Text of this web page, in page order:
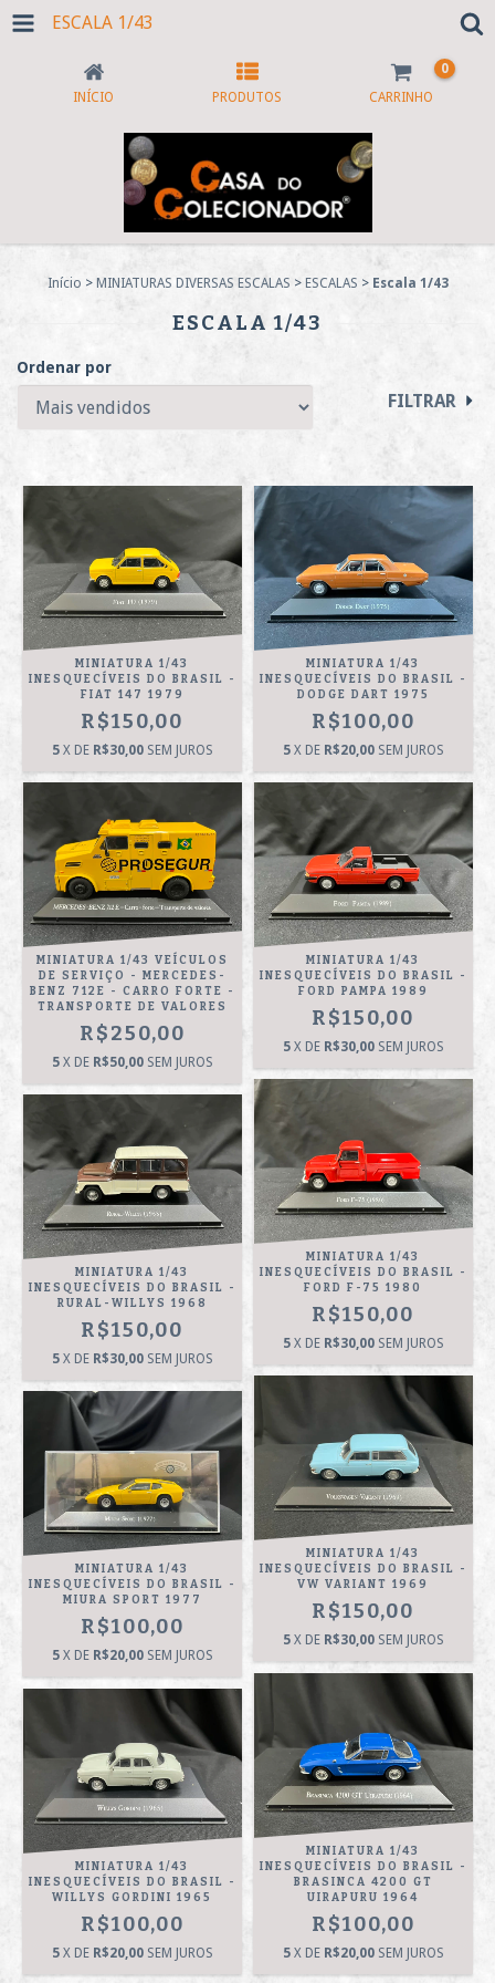
ESCALA 1/43
INÍCIO PRODUTOS CARRINHO
0
Início > MINIATURAS DIVERSAS ESCALAS > ESCALAS > Escala 1/43
ESCALA 1/43
Ordenar por
FILTRAR
MINIATURA 1/43
INESQUECÍVEIS DO BRASIL -
FIAT 147 1979
R$150,00
5 X DE R$30,00 SEM JUROS
MINIATURA 1/43
INESQUECÍVEIS DO BRASIL -
DODGE DART 1975
R$100,00
5 X DE R$20,00 SEM JUROS
MINIATURA 1/43 VEÍCULOS
DE SERVIÇO - MERCEDES-
BENZ 712E - CARRO FORTE -
TRANSPORTE DE VALORES
R$250,00
5 X DE R$50,00 SEM JUROS
MINIATURA 1/43
INESQUECÍVEIS DO BRASIL -
FORD PAMPA 1989
R$150,00
5 X DE R$30,00 SEM JUROS
MINIATURA 1/43
INESQUECÍVEIS DO BRASIL -
RURAL-WILLYS 1968
R$150,00
5 X DE R$30,00 SEM JUROS
MINIATURA 1/43
INESQUECÍVEIS DO BRASIL -
FORD F-75 1980
R$150,00
5 X DE R$30,00 SEM JUROS
MINIATURA 1/43
INESQUECÍVEIS DO BRASIL -
MIURA SPORT 1977
R$100,00
5 X DE R$20,00 SEM JUROS
MINIATURA 1/43
INESQUECÍVEIS DO BRASIL -
VW VARIANT 1969
R$150,00
5 X DE R$30,00 SEM JUROS
MINIATURA 1/43
INESQUECÍVEIS DO BRASIL -
WILLYS GORDINI 1965
R$100,00
5 X DE R$20,00 SEM JUROS
MINIATURA 1/43
INESQUECÍVEIS DO BRASIL -
BRASINCA 4200 GT
UIRAPURU 1964
R$100,00
5 X DE R$20,00 SEM JUROS